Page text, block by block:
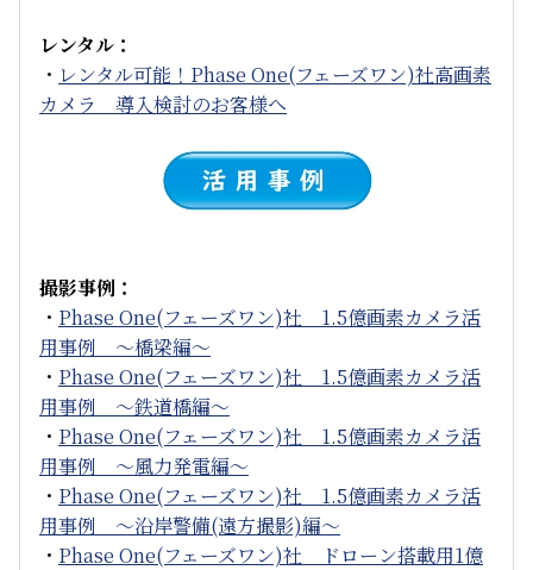
レンタル：
・ レンタル可能！Phase One(フェーズワン)社高画素
カメラ 導入検討のお客様へ
撮影事例：
・ Phase One(フェーズワン)社 1.5億画素カメラ活
用事例 ～橋梁編～
・ Phase One(フェーズワン)社 1.5億画素カメラ活
用事例 ～鉄道橋編～
・ Phase One(フェーズワン)社 1.5億画素カメラ活
用事例 ～風力発電編～
・ Phase One(フェーズワン)社 1.5億画素カメラ活
用事例 ～沿岸警備(遠方撮影)編～
・ Phase One(フェーズワン)社 ドローン搭載用1億